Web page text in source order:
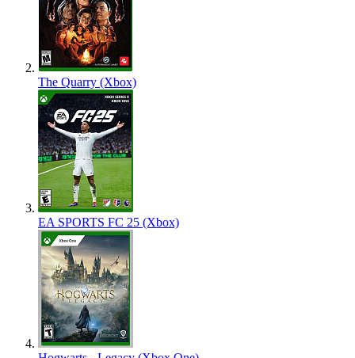
The Quarry (Xbox)
EA SPORTS FC 25 (Xbox)